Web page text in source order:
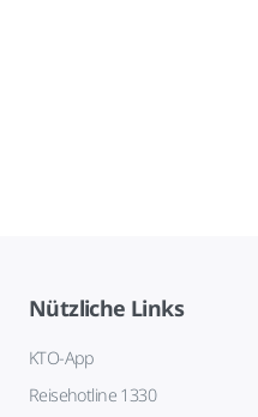
Nützliche Links
KTO-App
Reisehotline 1330